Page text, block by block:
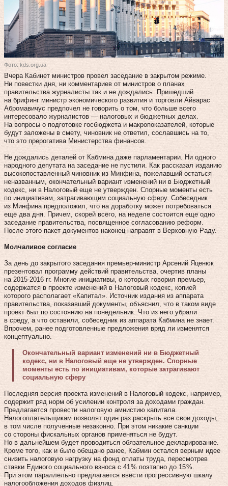
Фото: kds.org.ua
Вчера Кабинет министров провел заседание в закрытом режиме.
Ни повестки дня, ни комментариев от министров о планах
правительства журналисты так и не дождались. Пришедший
на брифинг министр экономического развития и торговли Айварас
Абромавичус предпочел не говорить о том, что больше всего
интересовало журналистов — налоговых и бюджетных делах.
На вопросы о подготовке госбюджета и макропоказателей, которые
будут заложены в смету, чиновник не ответил, сославшись на то,
что это прерогатива Министерства финансов.
Не дождались деталей от Кабмина даже парламентарии. Ни одного
народного депутата на заседание не пустили. Как рассказал изданию
высокопоставленный чиновник из Минфина, пожелавший остаться
неназванным, окончательный вариант изменений ни в Бюджетный
кодекс, ни в Налоговый еще не утвержден. Спорные моменты есть
по инициативам, затрагивающим социальную сферу. Собеседник
из Минфина предположил, что на доработку может потребоваться
еще два дня. Причем, скорей всего, на неделе состоится еще одно
заседание правительства, посвященное согласованию реформ.
После этого пакет документов наконец направят в Верховную Раду.
Молчаливое согласие
За день до закрытого заседания премьер-министр Арсений Яценюк
презентовал программу действий правительства, очертив планы
на 2015‑2016 гг. Многие инициативы, о которых говорил премьер,
содержатся в проекте изменений в Налоговый кодекс, копией
которого располагает «Капитал». Источник издания из аппарата
правительства, показавший документы, объяснил, что в таком виде
проект был по состоянию на понедельник. Что из него убрали
в среду, а что оставили, собеседник из аппарата Кабмина не знает.
Впрочем, ранее подготовленные предложения вряд ли изменятся
концептуально.
Окончательный вариант изменений ни в Бюджетный
кодекс, ни в Налоговый еще не утвержден. Спорные
моменты есть по инициативам, которые затрагивают
социальную сферу
Последняя версия проекта изменений в Налоговый кодекс, например,
содержит ряд норм об усилении контроля за доходами граждан.
Предлагается провести налоговую амнистию капитала.
Налогоплательщикам позволят один раз раскрыть все свои доходы,
в том числе полученные незаконно. При этом никакие санкции
со стороны фискальных органов применяться не будут.
Но в дальнейшем будет проводиться обязательное декларирование.
Кроме того, как и было обещано ранее, Кабмин остался верным идее
снизить налоговую нагрузку на фонд оплаты труда, пересмотрев
ставки Единого социального взноса с 41 % по­этапно до 15 %.
При этом параллельно предлагается ввести прогрессивную шкалу
налогообложения доходов физлиц.